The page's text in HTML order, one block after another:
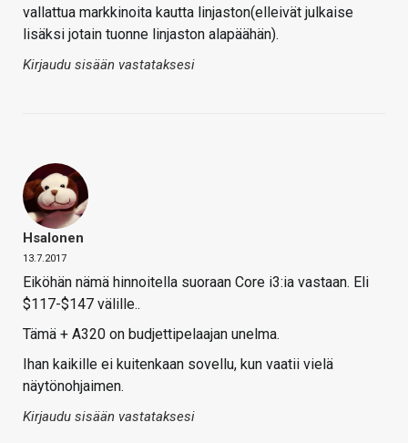
vallattua markkinoita kautta linjaston(elleivät julkaise
lisäksi jotain tuonne linjaston alapäähän).
Kirjaudu sisään vastataksesi
Hsalonen
13.7.2017
Eiköhän nämä hinnoitella suoraan Core i3:ia vastaan. Eli
$117-$147 välille..
Tämä + A320 on budjettipelaajan unelma.
Ihan kaikille ei kuitenkaan sovellu, kun vaatii vielä
näytönohjaimen.
Kirjaudu sisään vastataksesi